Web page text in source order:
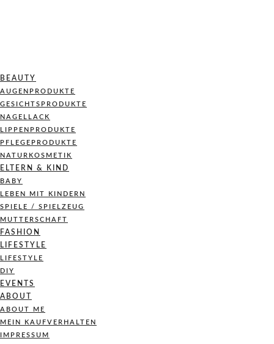
BEAUTY
AUGENPRODUKTE
GESICHTSPRODUKTE
NAGELLACK
LIPPENPRODUKTE
PFLEGEPRODUKTE
NATURKOSMETIK
ELTERN & KIND
BABY
LEBEN MIT KINDERN
SPIELE / SPIELZEUG
MUTTERSCHAFT
FASHION
LIFESTYLE
LIFESTYLE
DIY
EVENTS
ABOUT
ABOUT ME
MEIN KAUFVERHALTEN
IMPRESSUM